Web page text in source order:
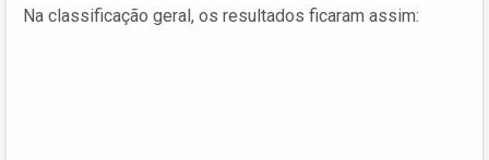
Na classificação geral, os resultados ficaram assim: